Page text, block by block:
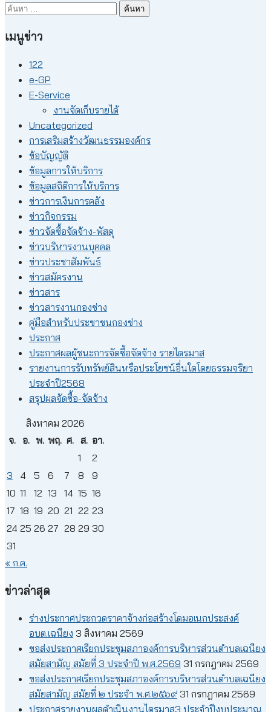
ค้นหา
เมนูข่าว
122
e-GP
E-Service
งานจัดเก็บรายได้
Uncategorized
การเสริมสร้างวัฒนธรรมองค์กร
ข้อบัญญัติ
ข้อมูลการให้บริการ
ข้อมูลสถิติการให้บริการ
ข่าวการเงินการคลัง
ข่าวกิจกรรม
ข่าวจัดซื้อจัดจ้าง-พัสดุ
ข่าวบริหารงานบุคคล
ข่าวประชาสัมพันธ์
ข่าวสมัครงาน
ข่าวสาร
ข่าวสารงานกองช่าง
คู่มือสำหรับประชาชนกองช่าง
ประกาศ
ประกาศผลผู้ชนะการจัดซื้อจัดจ้าง รายไตรมาส
รายงานการรับทรัพย์สินหรือประโยชน์อื่นใดโดยธรรมจริยา
ประจำปี2568
สรุปผลจัดซื้อ-จัดจ้าง
สิงหาคม 2026
จ. อ. พ. พฤ. ศ. ส. อา.
1
2
3
4 5 6 7 8
9
10 11 12 13 14 15 16
17 18 19 20 21 22 23
24 25 26 27 28 29 30
31
« ก.ค.
ข่าวล่าสุด
ร่างประกาศประกวดราคาจ้างก่อสร้างโดมอเนกประสงค์
อบต.เฉนียง 3 สิงหาคม 2569
ขอส่งประกาศเรียกประชุมสภาองค์การบริหารส่วนตำบลเฉนียง
สมัยสามัญ สมัยที่ 3 ประจำปี พ.ศ.2569 31 กรกฎาคม 2569
ขอส่งประกาศเรียกประชุมสภาองค์การบริหารส่วนตำบลเฉนียง
สมัยสามัญ สมัยที่ ๒ ประจำ พ.ศ.๒๕๖๙ 31 กรกฎาคม 2569
ประกาศรายงานผลดำเนินงานไตรมาส3 ประจำปีงบประมาณ